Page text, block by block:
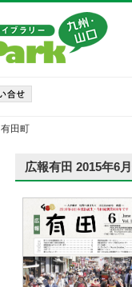
有田町
広報有田 2015年6